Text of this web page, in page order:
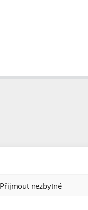
Přijmout nezbytné